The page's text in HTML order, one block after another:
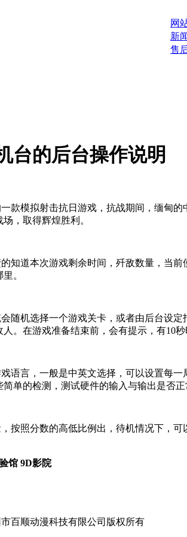
网
新
售
台的后台操作说明
款模拟射击抗日游戏，抗战期间，缅甸
，取得辉煌胜利。
知道本次游戏剩余时间，歼敌数量，当
。
随机选择一个游戏关卡，或者由后台设
。在游戏准备结束前，会有提示，有10秒
语言，一般是中英文选择，可以设置每
单的检测，测试硬件的输入与输出是否正
按照分数的高低比例出，待机情况下，
馆 9D影院
百顺动漫科技有限公司版权所有